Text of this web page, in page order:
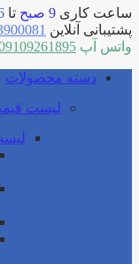
ساعت کاری 9 صبح تا 6
پشتیبانی آنلاین 021
واتس آپ
دسته محصولات
لیست